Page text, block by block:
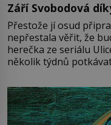
Září Svobodová
Přestože jí osud
nepřestala věřit, že bude
herečka ze seriálu
několik týdnů